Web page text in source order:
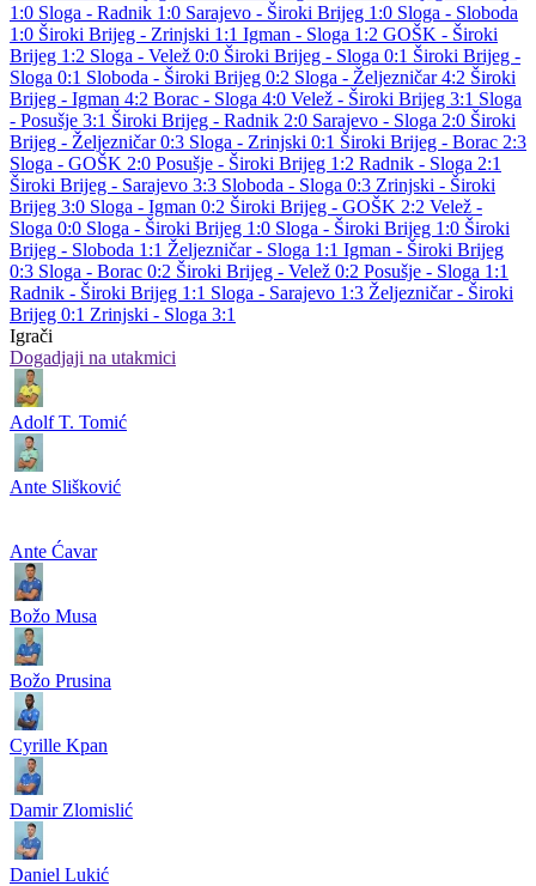
1:0 Sloga - Radnik 1:0 Sarajevo - Široki Brijeg 1:0 Sloga - Sloboda
1:0 Široki Brijeg - Zrinjski 1:1 Igman - Sloga 1:2 GOŠK - Široki
Brijeg 1:2 Sloga - Velež 0:0 Široki Brijeg - Sloga 0:1 Široki Brijeg -
Sloga 0:1 Sloboda - Široki Brijeg 0:2 Sloga - Željezničar 4:2 Široki
Brijeg - Igman 4:2 Borac - Sloga 4:0 Velež - Široki Brijeg 3:1 Sloga
- Posušje 3:1 Široki Brijeg - Radnik 2:0 Sarajevo - Sloga 2:0 Široki
Brijeg - Željezničar 0:3 Sloga - Zrinjski 0:1 Široki Brijeg - Borac 2:3
Sloga - GOŠK 2:0 Posušje - Široki Brijeg 1:2 Radnik - Sloga 2:1
Široki Brijeg - Sarajevo 3:3 Sloboda - Sloga 0:3 Zrinjski - Široki
Brijeg 3:0 Sloga - Igman 0:2 Široki Brijeg - GOŠK 2:2 Velež -
Sloga 0:0 Sloga - Široki Brijeg 1:0 Sloga - Široki Brijeg 1:0 Široki
Brijeg - Sloboda 1:1 Željezničar - Sloga 1:1 Igman - Široki Brijeg
0:3 Sloga - Borac 0:2 Široki Brijeg - Velež 0:2 Posušje - Sloga 1:1
Radnik - Široki Brijeg 1:1 Sloga - Sarajevo 1:3 Željezničar - Široki
Brijeg 0:1 Zrinjski - Sloga 3:1
Igrači
Dogadjaji na utakmici
Adolf T. Tomić
Ante Slišković
Ante Ćavar
Božo Musa
Božo Prusina
Cyrille Kpan
Damir Zlomislić
Daniel Lukić